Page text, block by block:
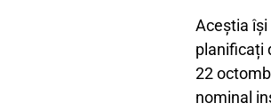
Aceștia
planificați
22
nominal